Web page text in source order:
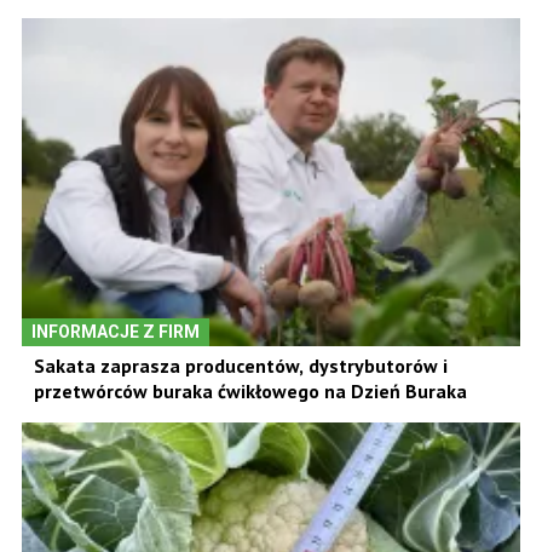
INFORMACJE Z FIRM
Sakata zaprasza producentów, dystrybutorów i
przetwórców buraka ćwikłowego na Dzień Buraka